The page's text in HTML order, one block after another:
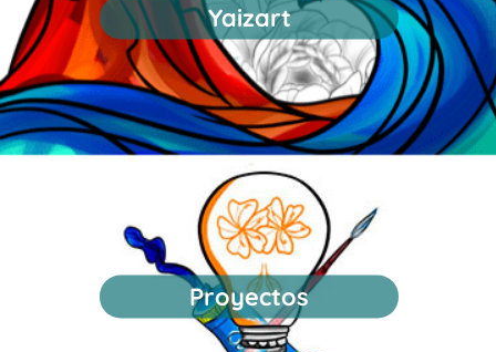
Yaizart
Proyectos